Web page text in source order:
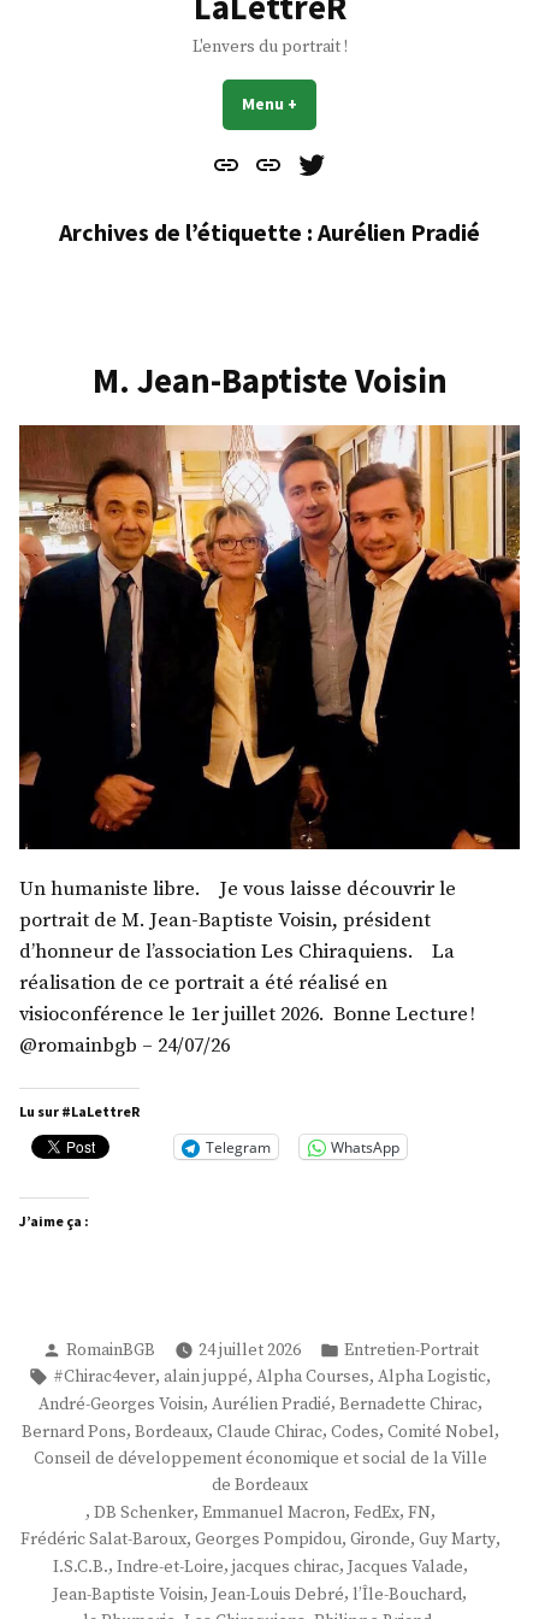
L'envers du portrait !
Menu +
Contact
À
Mes
Archives de l’étiquette : Aurélien Pradié
M. Jean-Baptiste Voisin
Un humaniste libre. Je vous laisse découvrir le
portrait de M. Jean-Baptiste Voisin, président
d’honneur de l’association Les Chiraquiens. La
réalisation de ce portrait a été réalisé en
visioconférence le 1er juillet 2026. Bonne Lecture !
@romainbgb – 24/07/26
Lu sur #LaLettreR
Telegram WhatsApp
J’aime ça :
Publié
par
RomainBGB 24 juillet 2026
Publié
dans
Entretien-Portrait
Étiquettes :
#Chirac4ever, alain juppé, Alpha Courses, Alpha Logistic,
André-Georges Voisin, Aurélien Pradié, Bernadette Chirac,
Bernard Pons, Bordeaux, Claude Chirac, Codes, Comité Nobel,
Conseil de développement économique et social de la Ville
de Bordeaux
, DB Schenker, Emmanuel Macron, FedEx, FN,
Frédéric Salat-Baroux, Georges Pompidou, Gironde, Guy Marty,
I.S.C.B., Indre-et-Loire, jacques chirac, Jacques Valade,
Jean-Baptiste Voisin, Jean-Louis Debré, l’Île-Bouchard,